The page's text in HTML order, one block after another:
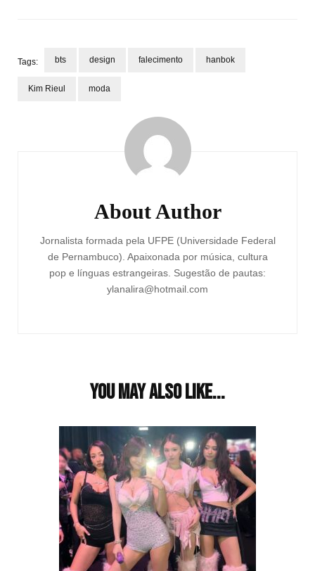
Tags: bts design falecimento hanbok
Kim Rieul moda
About Author
Jornalista formada pela UFPE (Universidade Federal
de Pernambuco). Apaixonada por música, cultura
pop e línguas estrangeiras. Sugestão de pautas:
ylanalira@hotmail.com
You may also like...